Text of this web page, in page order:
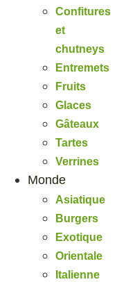
Confitures
et
chutneys
Entremets
Fruits
Glaces
Gâteaux
Tartes
Verrines
Monde
Asiatique
Burgers
Exotique
Orientale
Italienne